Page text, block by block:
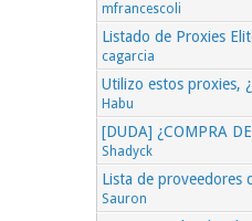
mfrancescoli
Listado de Proxies
cagarcia
Utilizo estos proxies,
Habu
[DUDA] ¿COMPRA
Shadyck
Lista de proveedores
Sauron